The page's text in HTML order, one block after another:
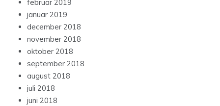
februar 2019
januar 2019
december 2018
november 2018
oktober 2018
september 2018
august 2018
juli 2018
juni 2018